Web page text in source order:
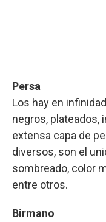
Persa
Los hay en
negros, plateados,
extensa capa de
diversos, son el
sombreado, color
entre otros.
Birmano